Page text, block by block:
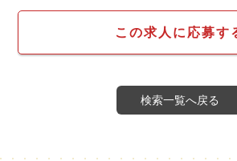
この求人に応募す
検索一覧へ戻る